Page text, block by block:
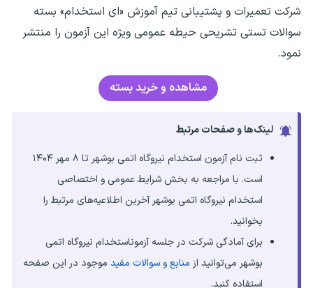
شرکت تعمیرات و پشتیبانی تیم آموزش «ای استخدام» بسته
سوالات تستی تشریحی حیطه عمومی ویژه این آزمون را منتشر
نمود.
مشاهده و خرید بسته
لینک‌ها و صفحات مرتبط
ثبت نام آزمون استخدام نیروگاه اتمی بوشهر
تا ۸ مهر ۱۴۰۴
است. با مراجعه به بخش شرایط عمومی و اختصاصی
استخدام نیروگاه اتمی بوشهر آخرین اطلاعیه‌های مرتبط را
بخوانید.
برای آمادگی شرکت در جلسه آزموناستخدام نیروگاه اتمی
بوشهر می‌توانید از منابع و سوالات مفید موجود در این صفحه
استفاده کنید.